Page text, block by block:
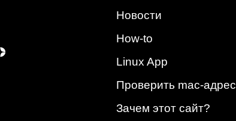
Новости
How-to
Linux App
Проверить mac-адрес
Зачем этот сайт?